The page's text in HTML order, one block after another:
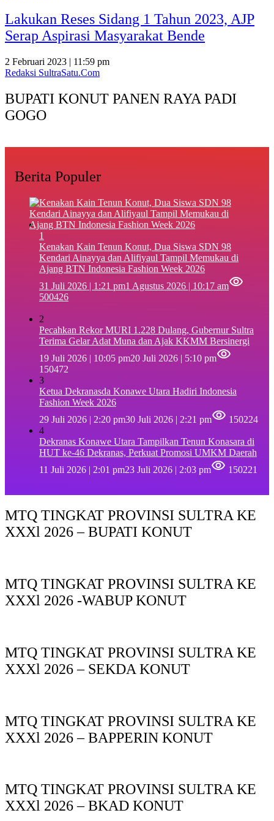
Lakukan Reses Sidang 1 Tahun 2023, AJP
Serap Aspirasi Masyarakat Bende
2 Februari 2023 | 11:59 pm
Redaksi SultraSatu.Com
BUPATI KONUT PANEN RAYA PADI
GOGO
Berita Populer
1
‎Kenakan Kain Tenun Konut, Dua Siswa SDN 98
Kendari Ainayya dan Alifiyaul Tampil Memukau di
Ajang BTN Indonesia Fashion Week 2026
31 Juli 2026 | 1:21 pm1 Agustus 2026 | 10:17 am
500426
2
Pecahkan Rekor MURI 1.228 Dulang, Gubernur Sultra
Terima Gelar Adat Muna dan Ajak KKMM Bersinergi
19 Juli 2026 | 10:05 pm20 Juli 2026 | 5:10 pm
150472
3
Ketua Dekranasda Konawe Utara Hadiri Indonesia
Fashion Week 2026
29 Juli 2026 | 2:20 pm30 Juli 2026 | 2:21 pm
150224
4
Dekranas Konawe Utara Tampilkan Tenun Konasara di
HUT ke-46 Dekranas, Perkuat Promosi UMKM Daerah
11 Juli 2026 | 2:01 pm23 Juli 2026 | 2:03 pm 150221
MTQ TINGKAT PROVINSI SULTRA KE
XXXl 2026 – BUPATI KONUT
MTQ TINGKAT PROVINSI SULTRA KE
XXXl 2026 -WABUP KONUT
MTQ TINGKAT PROVINSI SULTRA KE
XXXl 2026 – SEKDA KONUT
MTQ TINGKAT PROVINSI SULTRA KE
XXXl 2026 – BAPPERIN KONUT
MTQ TINGKAT PROVINSI SULTRA KE
XXXl 2026 – BKAD KONUT